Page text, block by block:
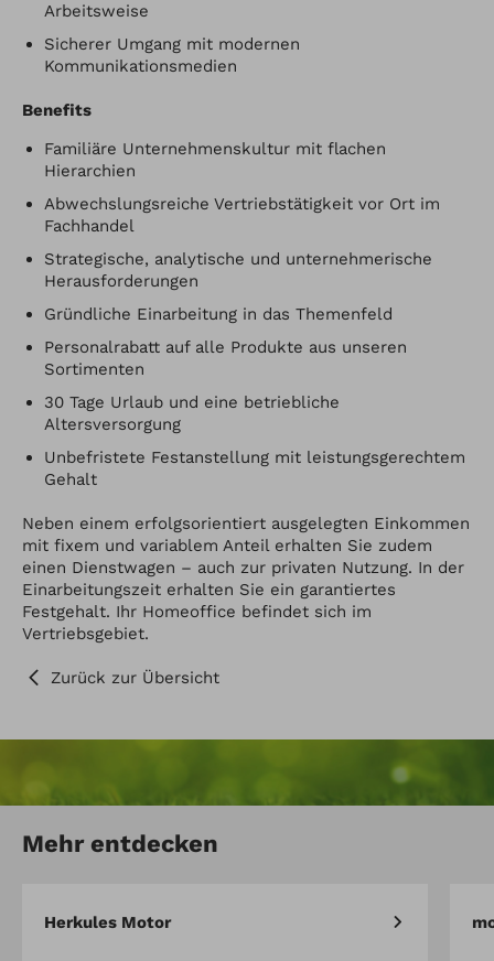
Arbeitsweise
Sicherer Umgang mit modernen
Kommunikationsmedien
Benefits
Familiäre Unternehmenskultur mit flachen
Hierarchien
Abwechslungsreiche Vertriebstätigkeit vor Ort im
Fachhandel
Strategische, analytische und unternehmerische
Herausforderungen
Gründliche Einarbeitung in das Themenfeld
Personalrabatt auf alle Produkte aus unseren
Sortimenten
30 Tage Urlaub und eine betriebliche
Altersversorgung
Unbefristete Festanstellung mit leistungsgerechtem
Gehalt
Neben einem erfolgsorientiert ausgelegten Einkommen
mit fixem und variablem Anteil erhalten Sie zudem
einen Dienstwagen – auch zur privaten Nutzung. In der
Einarbeitungszeit erhalten Sie ein garantiertes
Festgehalt. Ihr Homeoffice befindet sich im
Vertriebsgebiet.
Zurück zur Übersicht
Mehr entdecken
Herkules Motor